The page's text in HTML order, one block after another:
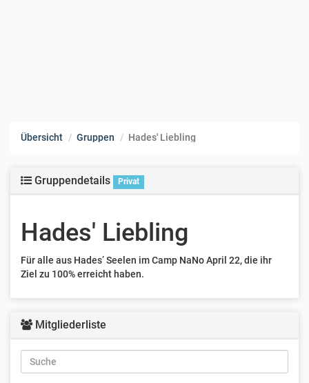
Übersicht Gruppen Hades' Liebling
Gruppendetails Privat
Hades' Liebling
Für alle aus Hades’ Seelen im Camp NaNo April 22, die ihr
Ziel zu 100% erreicht haben.
Mitgliederliste